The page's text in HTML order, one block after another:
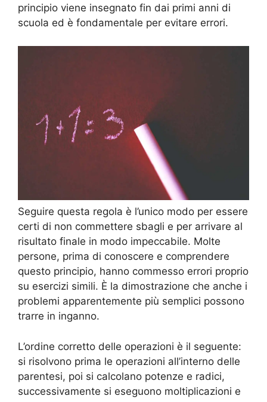
principio viene insegnato fin dai primi anni di
scuola ed è fondamentale per evitare errori.
Seguire questa regola è l’unico modo per essere
certi di non commettere sbagli e per arrivare al
risultato finale in modo impeccabile. Molte
persone, prima di conoscere e comprendere
questo principio, hanno commesso errori proprio
su esercizi simili. È la dimostrazione che anche i
problemi apparentemente più semplici possono
trarre in inganno.
L’ordine corretto delle operazioni è il seguente:
si risolvono prima le operazioni all’interno delle
parentesi, poi si calcolano potenze e radici,
successivamente si eseguono moltiplicazioni e